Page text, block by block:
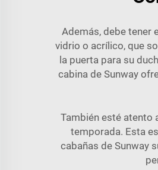
Además, debe tener
vidrio o acrílico, que
la puerta para su
cabina de Sunway
También esté atento
temporada. Esta
cabañas de Sunway